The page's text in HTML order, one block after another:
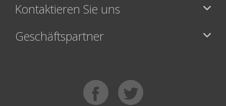
Kontaktieren Sie uns
Geschäftspartner